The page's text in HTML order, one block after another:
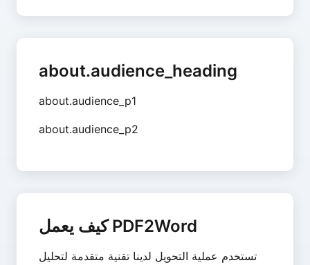
about.audience_heading
about.audience_p1
about.audience_p2
كيف يعمل PDF2Word
تستخدم عملية التحويل لدينا تقنية متقدمة لتحليل